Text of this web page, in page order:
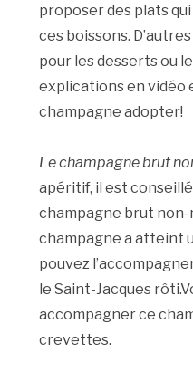
proposer des plats
ces boissons.
pour les desserts ou
explications en vidéo
champagne adopter!
Le champagne brut
apéritif, il est
champagne brut
champagne a atteint
pouvez
le Saint-Jacques
accompagner ce
crevettes.